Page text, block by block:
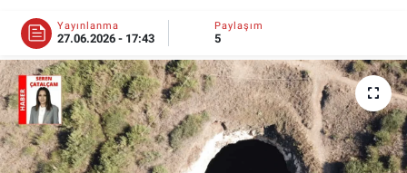
Yayınlanma
27.06.2026 - 17:43
Paylaşım
5
TEKNOLOJİ
YEMEK
ESKİŞEHİR NÖBETÇİ ECZANELER
Eskişehir Haber İçerikleri
Son Dakika Haberleri
Haber Arşivi